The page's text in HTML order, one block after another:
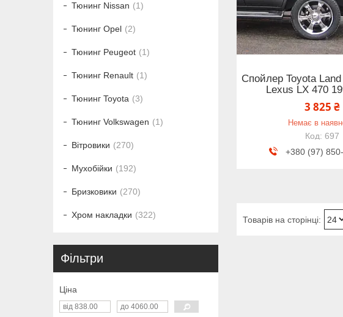
Спойлер Toyota
Lexus LX 470
3 825 ₴
Немає в
697
+380 (97)
Тюнинг Nissan 1
Тюнинг Opel 2
Тюнинг Peugeot 1
Тюнинг Renault 1
Тюнинг Toyota 3
Тюнинг Volkswagen 1
Вітровики 270
Мухобійки 192
Бризковики 270
Хром накладки 322
Фільтри
Ціна